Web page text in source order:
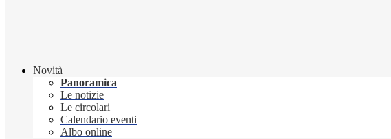
Novità
Panoramica
Le notizie
Le circolari
Calendario eventi
Albo online